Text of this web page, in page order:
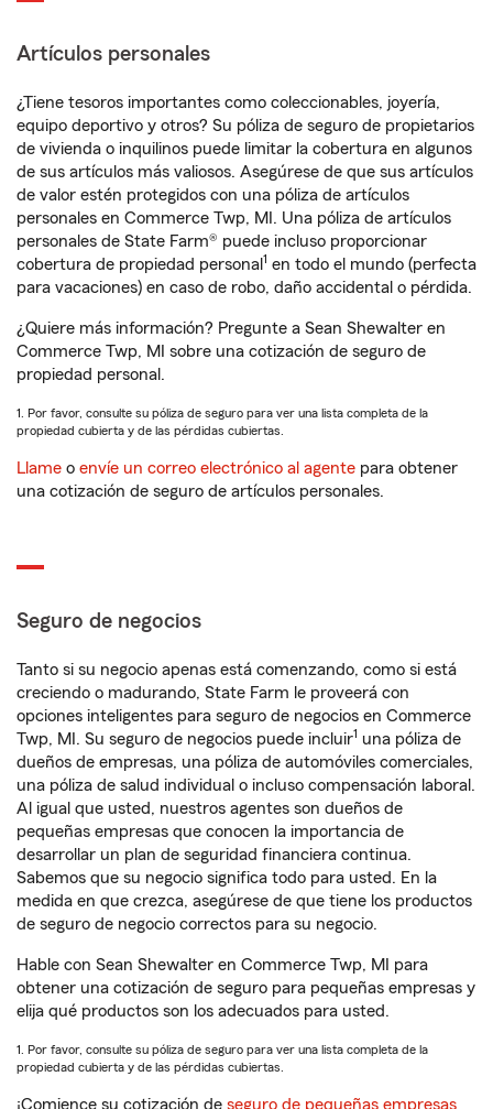
Artículos personales
¿Tiene tesoros importantes como coleccionables, joyería,
equipo deportivo y otros? Su póliza de seguro de propietarios
de vivienda o inquilinos puede limitar la cobertura en algunos
de sus artículos más valiosos. Asegúrese de que sus artículos
de valor estén protegidos con una póliza de artículos
personales en Commerce Twp, MI. Una póliza de artículos
personales de State Farm® puede incluso proporcionar
cobertura de propiedad personal 1 en todo el mundo (perfecta
para vacaciones) en caso de robo, daño accidental o pérdida.
¿Quiere más información? Pregunte a Sean Shewalter en
Commerce Twp, MI sobre una cotización de seguro de
propiedad personal.
1. Por favor, consulte su póliza de seguro para ver una lista completa de la
propiedad cubierta y de las pérdidas cubiertas.
Llame o envíe un correo electrónico al agente para obtener
una cotización de seguro de artículos personales.
Seguro de negocios
Tanto si su negocio apenas está comenzando, como si está
creciendo o madurando, State Farm le proveerá con
opciones inteligentes para seguro de negocios en Commerce
Twp, MI. Su seguro de negocios puede incluir1 una póliza de
dueños de empresas, una póliza de automóviles comerciales,
una póliza de salud individual o incluso compensación laboral.
Al igual que usted, nuestros agentes son dueños de
pequeñas empresas que conocen la importancia de
desarrollar un plan de seguridad financiera continua.
Sabemos que su negocio significa todo para usted. En la
medida en que crezca, asegúrese de que tiene los productos
de seguro de negocio correctos para su negocio.
Hable con Sean Shewalter en Commerce Twp, MI para
obtener una cotización de seguro para pequeñas empresas y
elija qué productos son los adecuados para usted.
1. Por favor, consulte su póliza de seguro para ver una lista completa de la
propiedad cubierta y de las pérdidas cubiertas.
¡Comience su cotización de seguro de pequeñas empresas